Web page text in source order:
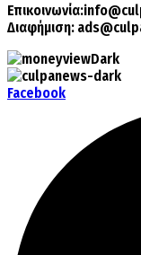
Επικοινωνία:
Διαφήμιση:
Facebook